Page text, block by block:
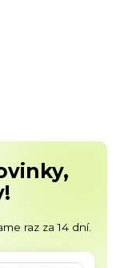
raz za 14 dní.